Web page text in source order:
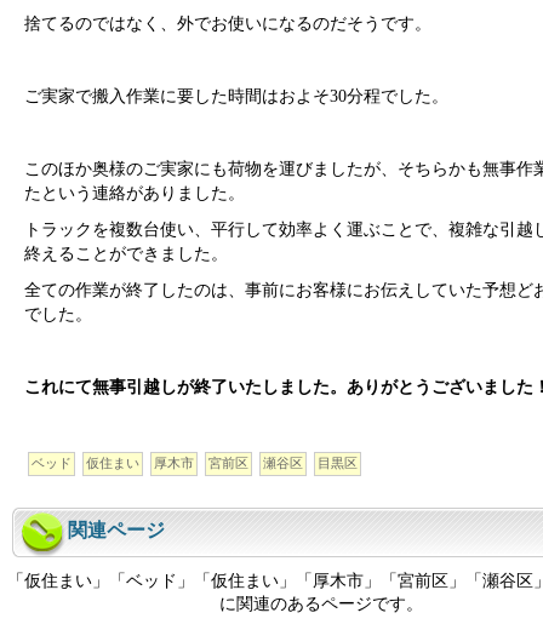
捨てるのではなく、外でお使いになるのだそうです。
ご実家で搬入作業に要した時間はおよそ30分程でした。
このほか奥様のご実家にも荷物を運びましたが、そちらかも無事作
たという連絡がありました。
トラックを複数台使い、平行して効率よく運ぶことで、複雑な引越
終えることができました。
全ての作業が終了したのは、事前にお客様にお伝えしていた予想ど
でした。
これにて無事引越しが終了いたしました。ありがとうございました
ベッド 仮住まい 厚木市 宮前区 瀬谷区 目黒区
関連ページ
「仮住まい」「ベッド」「仮住まい」「厚木市」「宮前区」「瀬谷区
に関連のあるページです。